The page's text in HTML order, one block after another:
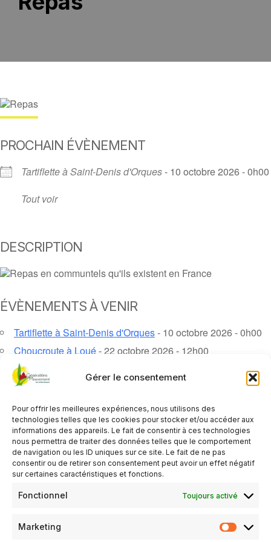
Gérer le consentement
Pour offrir les meilleures expériences, nous utilisons des
technologies telles que les cookies pour stocker et/ou accéder aux
informations des appareils. Le fait de consentir à ces technologies
nous permettra de traiter des données telles que le comportement
de navigation ou les ID uniques sur ce site. Le fait de ne pas
consentir ou de retirer son consentement peut avoir un effet négatif
sur certaines caractéristiques et fonctions.
Fonctionnel Toujours activé
Marketing
PROCHAIN ÉVÈNEMENT
Tartiflette à Saint-Denis d'Orques- 10 octobre 2026 - 0h00
Tout voir
DESCRIPTION
ÉVÈNEMENTS À VENIR
Tartiflette à Saint-Denis d'Orques- 10 octobre 2026 - 0h00
Choucroute à Loué- 22 octobre 2026 - 12h00
Thé dansant à Vallon sur Gée
- 26 novembre 2026 - 0h00
Soirée Cabaret à Crannes en Champagne
- 3 décembre
Bûche de Noël à Coulans sur Gée- 3 décembre 2026 -
12h00
Repas de Noël à Loué- 3 décembre 2026 - 12h00
Repas de Noël à Brains sur Gée- 5 décembre 2026 - 12h00
Repas de Noël à Joué en Charnie
- 10 décembre 2026 -
Bûche de Noël à Vallon sur Gée
- 11 décembre 2026 - 0h00